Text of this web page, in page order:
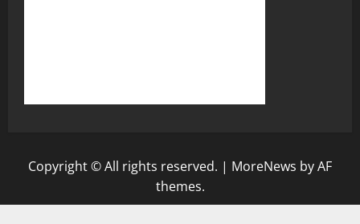
Copyright © All rights reserved. | MoreNews by AF
themes.